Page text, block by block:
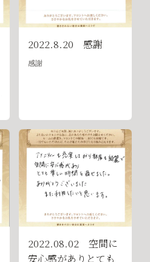
2022.8.20 感謝
感謝
2022.08.02 空間に
安心感がありとても